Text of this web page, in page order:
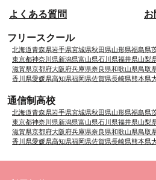
よくある質問
フリースクール
北海道青森県岩手県宮城県秋田県山形県福島県
東京都神奈川県新潟県富山県石川県福井県山梨
滋賀県京都府大阪府兵庫県奈良県和歌山県鳥取
香川県愛媛県高知県福岡県佐賀県長崎県熊本県
通信制高校
北海道青森県岩手県宮城県秋田県山形県福島県
東京都神奈川県新潟県富山県石川県福井県山梨
滋賀県京都府大阪府兵庫県奈良県和歌山県鳥取
香川県愛媛県高知県福岡県佐賀県長崎県熊本県